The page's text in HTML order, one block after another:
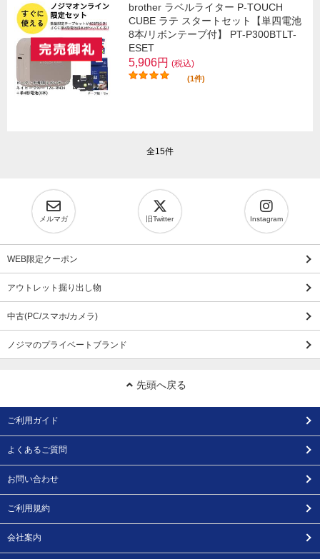
brother ラベルライター P-TOUCH
CUBE ラテ スタートセット【単四電池
8本/リボンテープ付】 PT-P300BTLT-
ESET
5,906円 (税込)
(1件)
全15件
メルマガ 旧Twitter Instagram
WEB限定クーポン
アウトレット掘り出し物
中古(PC/スマホ/カメラ)
ノジマのプライベートブランド
先頭へ戻る
ご利用ガイド
よくあるご質問
お問い合わせ
ご利用規約
会社案内